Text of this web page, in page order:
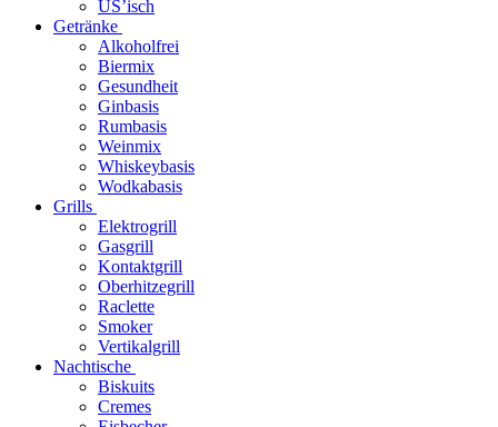
US’isch
Getränke
Alkoholfrei
Biermix
Gesundheit
Ginbasis
Rumbasis
Weinmix
Whiskeybasis
Wodkabasis
Grills
Elektrogrill
Gasgrill
Kontaktgrill
Oberhitzegrill
Raclette
Smoker
Vertikalgrill
Nachtische
Biskuits
Cremes